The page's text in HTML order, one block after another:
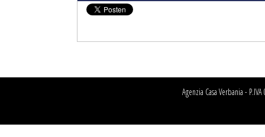
Agenzia Casa Verbania -